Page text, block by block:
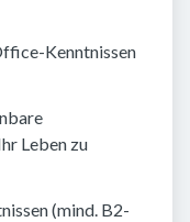
Kenntnissen
Leben zu
(mind. B2-